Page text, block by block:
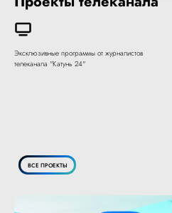
Эксклюзивные программы от журналистов
телеканала "Катунь 24"
ВСЕ ПРОЕКТЫ